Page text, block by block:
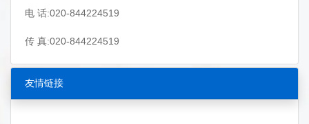
电 话:020-844224519
传 真:020-844224519
友情链接